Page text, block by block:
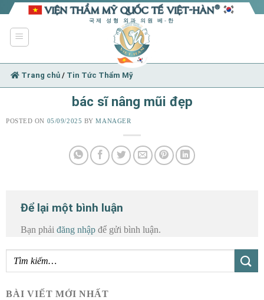
Skip
content
국제 성형 외과 의원 베-한
Trang chủ/ Tin Tức Thẩm Mỹ
bác sĩ nâng mũi đẹp
POSTED ON 05/09/2025 BYMANAGER
Để lại một bình luận
Bạn phải đăng nhập để gửi bình luận.
BÀI VIẾT MỚI NHẤT